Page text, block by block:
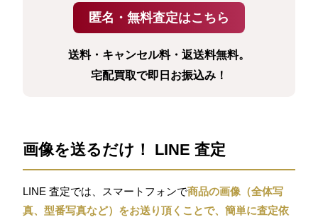
送料・キャンセル料・返送料無料。
宅配買取で即日お振込み！
画像を送るだけ！ LINE 査定
LINE 査定では、スマートフォンで商品の画像（全体写
真、型番写真など）をお送り頂くことで、簡単に査定依